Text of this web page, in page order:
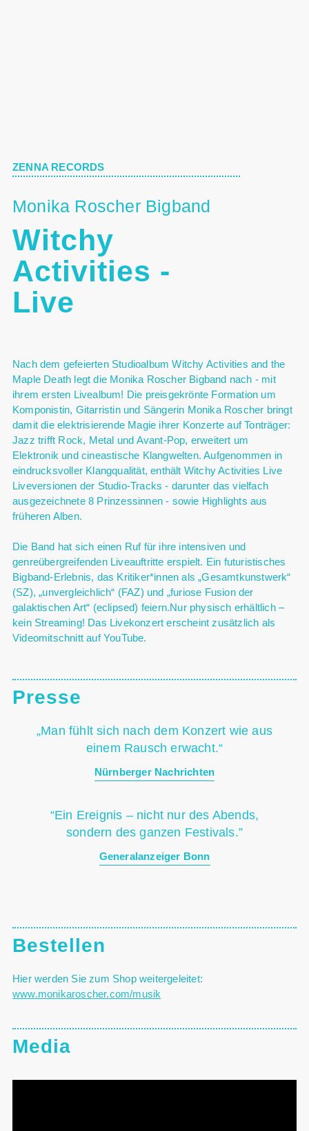
Bestellen
Hier werden Sie zum Shop weitergeleitet:
www.monikaroscher.com/musik
Media
ZENNA RECORDS
Monika Roscher Bigband
Witchy
Activities -
Live
Nach dem gefeierten Studioalbum Witchy Activities and the
Maple Death legt die Monika Roscher Bigband nach - mit
ihrem ersten Livealbum! Die preisgekrönte Formation um
Komponistin, Gitarristin und Sängerin Monika Roscher bringt
damit die elektrisierende Magie ihrer Konzerte auf Tonträger:
Jazz trifft Rock, Metal und Avant-Pop, erweitert um
Elektronik und cineastische Klangwelten. Aufgenommen in
eindrucksvoller Klangqualität, enthält Witchy Activities Live
Liveversionen der Studio-Tracks - darunter das vielfach
ausgezeichnete 8 Prinzessinnen - sowie Highlights aus
früheren Alben.
Die Band hat sich einen Ruf für ihre intensiven und
genreübergreifenden Liveauftritte erspielt. Ein futuristisches
Bigband-Erlebnis, das Kritiker*innen als „Gesamtkunstwerk“
(SZ), „unvergleichlich“ (FAZ) und „furiose Fusion der
galaktischen Art“ (eclipsed) feiern.Nur physisch erhältlich –
kein Streaming! Das Livekonzert erscheint zusätzlich als
Videomitschnitt auf YouTube.
Presse
„Man fühlt sich nach dem Konzert wie aus
einem Rausch erwacht.“
Nürnberger Nachrichten
“Ein Ereignis – nicht nur des Abends,
sondern des ganzen Festivals.”
Generalanzeiger Bonn